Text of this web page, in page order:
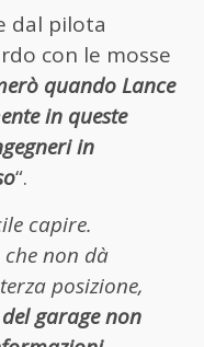
dal pilota
con le mosse
quando Lance
in queste
in
“.
capire.
non dà
posizione,
garage non